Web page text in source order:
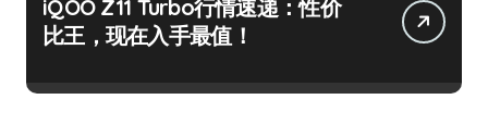
iQOO Z11 Turbo行情速递：性价
比王，现在入手最值！